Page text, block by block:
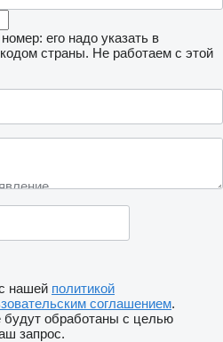
его надо указать в
страны. Не работаем с этой
нашей политикой
соглашением.
обработаны с целью
запрос.